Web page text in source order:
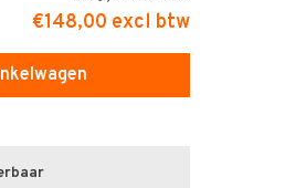
€148,00 excl btw